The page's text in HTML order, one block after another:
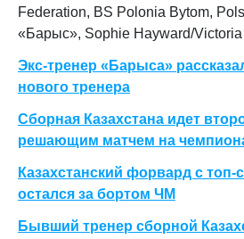
Federation, BS Polonia Bytom,
«Барыс», Sophie Hayward/
Экс-тренер «Барыса»
нового тренера
Сборная Казахстана идет
решающим матчем на
Казахстанский форвард с топ-
остался за бортом ЧМ
Бывший тренер сборной